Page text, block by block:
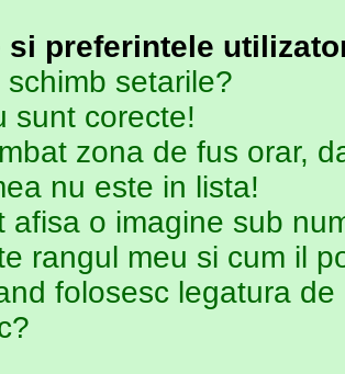
si preferintele
schimb setarile?
sunt corecte!
zona de fus orar,
nu este in lista!
afisa o imagine sub
rangul meu si cum il
folosesc legatura